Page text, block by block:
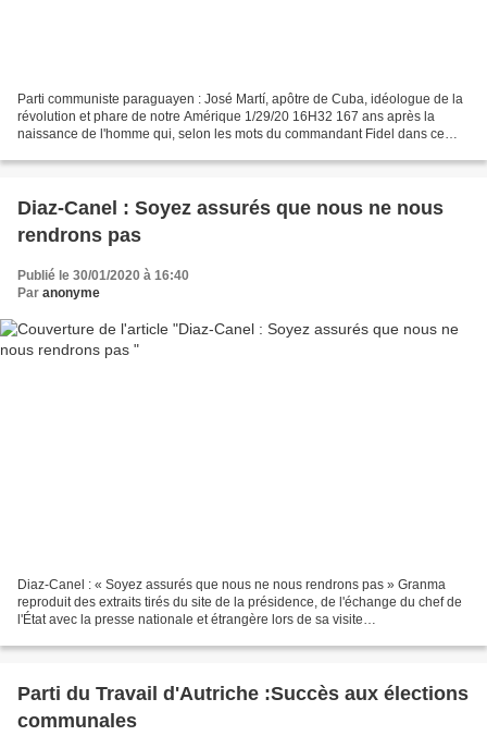
Parti communiste paraguayen : José Martí, apôtre de Cuba, idéologue de la
révolution et phare de notre Amérique 1/29/20 16H32 167 ans après la
naissance de l'homme qui, selon les mots du commandant Fidel dans ce
Diaz-Canel : Soyez assurés que nous ne nous
rendrons pas
Publié le 30/01/2020 à 16:40
Par anonyme
Diaz-Canel : « Soyez assurés que nous ne nous rendrons pas » Granma
reproduit des extraits tirés du site de la présidence, de l'échange du chef de
l'État avec la presse nationale et étrangère lors de sa visite
Parti du Travail d'Autriche :Succès aux élections
communales